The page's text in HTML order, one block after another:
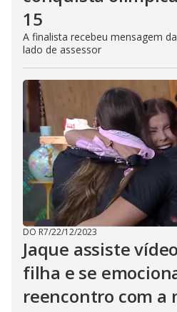
15
A finalista recebeu mensagem
lado de assessor
DO R7/22/12/2023
Jaque assiste
filha e se
reencontro com a